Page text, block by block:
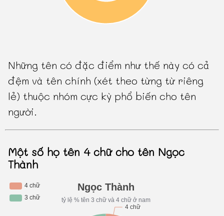
Những tên có đặc điểm như thế này có cả
đệm và tên chính (xét theo từng từ riêng
lẻ) thuộc nhóm cực kỳ phổ biến cho tên
người.
Một số họ tên 4 chữ cho tên Ngọc
Thành